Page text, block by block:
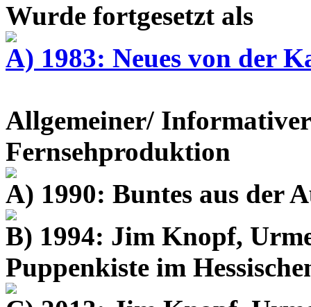
Wurde fortgesetzt als
A) 1983: Neues von der
Allgemeiner/
Fernsehproduktion
A) 1990: Buntes aus der
B) 1994: Jim Knopf,
Puppenkiste im